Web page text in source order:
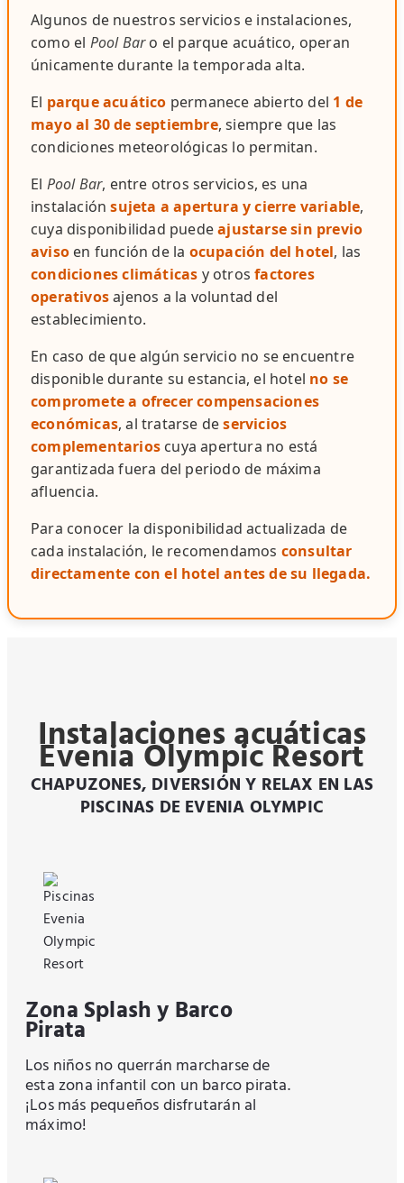
Algunos de nuestros servicios e instalaciones,
como el Pool Baro el parque acuático, operan
únicamente durante la temporada alta.
El parque acuático permanece abierto del 1 de
mayo al 30 de septiembre, siempre que las
condiciones meteorológicas lo permitan.
El Pool Bar, entre otros servicios, es una
instalaciónsujeta a apertura y cierre variable,
cuya disponibilidad puedeajustarse sin previo
aviso en función de la ocupación del hotel, las
condiciones climáticas y otrosfactores
operativosajenos a la voluntad del
establecimiento.
En caso de que algún servicio no se encuentre
disponible durante su estancia, el hotel no se
compromete a ofrecer compensaciones
económicas, al tratarse deservicios
complementarios cuya apertura no está
garantizada fuera del periodo de máxima
afluencia.
Para conocer la disponibilidad actualizada de
cada instalación, le recomendamos consultar
directamente con el hotel antes de su llegada.
Instalaciones acuáticas
Evenia Olympic Resort
CHAPUZONES, DIVERSIÓN Y RELAX EN LAS
PISCINAS DE EVENIA OLYMPIC
Zona Splash y Barco
Pirata
Los niños no querrán marcharse de
esta zona infantil con un barco pirata.
¡Los más pequeños disfrutarán al
máximo!